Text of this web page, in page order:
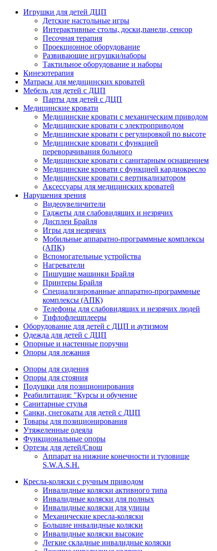
Игрушки для детей ДЦП
Детские настольные игры
Интерактивные столы, доски,панели, сенсор
Песочная терапия
Проекционное оборудование
Развивающие игрушки/наборы
Тактильное оборудование и наборы
Кинезотерапия
Матрасы для медицинских кроватей
Мебель для детей с ДЦП
Парты для детей с ДЦП
Медицинские кровати
Медицинские кровати с механическим приводом
Медицинские кровати с электроприводом
Медицинские кровати с регулировкой по высоте
Медицинские кровати с функцией
переворачивания больного
Медицинские кровати с санитарным оснащением
Медицинские кровати с функцией кардиокресло
Медицинские кровати с вертикализатором
Аксессуары для медицинских кроватей
Нарушения зрения
Видеоувеличители
Гаджеты для слабовидящих и незрячих
Дисплеи Брайля
Игры для незрячих
Мобильные аппаратно-программные комплексы
(АПК)
Вспомогательные устройства
Нагреватели
Пишущие машинки Брайля
Принтеры Брайля
Специализированные аппаратно-программные
комплексы (АПК)
Телефоны для слабовидящих и незрячих людей
Тифлофлешплееры
Оборудование для детей с ДЦП и аутизмом
Одежда для детей с ДЦП
Опорные и настенные поручни
Опоры для лежания
Опоры для сидения
Опоры для стояния
Подушки для позиционирования
Реабилитация: "Курсы и обучение
Санитарные стулья
Санки, снегокаты для детей с ДЦП
Товары для позиционирования
Утяжеленные одеяла
Функциональные опоры
Ортезы для детей/Свош
Аппарат на нижние конечности и туловище
S.W.A.S.H.
Кресла-коляски с ручным приводом
Инвалидные коляски активного типа
Инвалидные коляски для полных
Инвалидные коляски для улицы
Механические кресла-коляски
Большие инвалидные коляски
Инвалидные коляски высокие
Легкие складные инвалидные коляски